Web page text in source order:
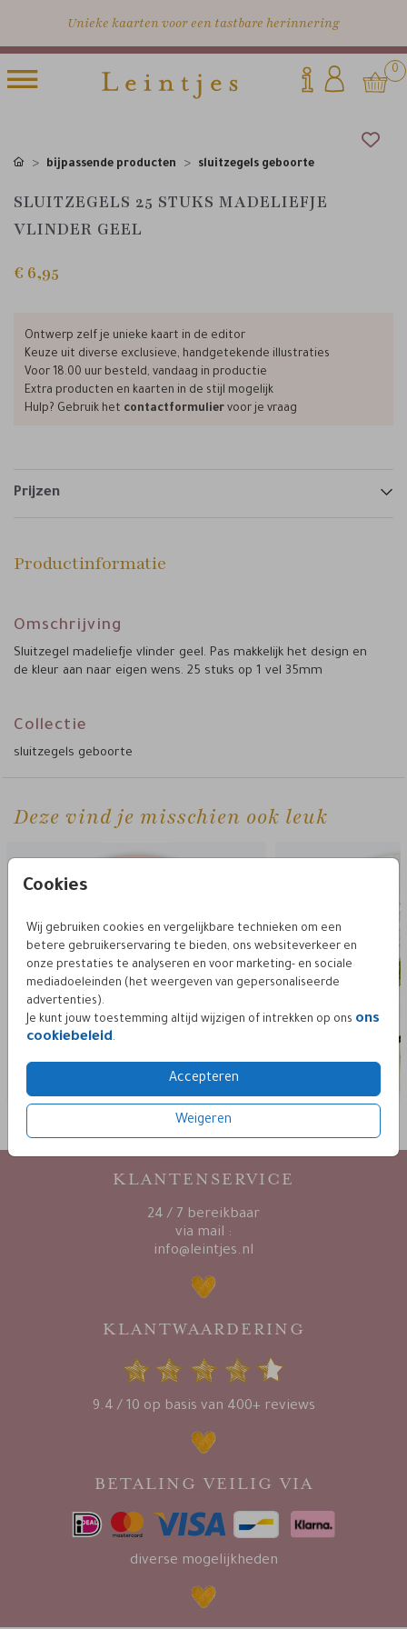
Unieke kaarten voor een tastbare herinnering
0
Cookies
Wij gebruiken cookies en vergelijkbare technieken om een
betere gebruikerservaring te bieden, ons websiteverkeer en
onze prestaties te analyseren en voor marketing- en sociale
mediadoeleinden (het weergeven van gepersonaliseerde
advertenties).
Je kunt jouw toestemming altijd wijzigen of intrekken op ons ons
cookiebeleid.
Accepteren
Weigeren
bijpassende producten sluitzegels geboorte
SLUITZEGELS 25 STUKS MADELIEFJE
VLINDER GEEL
€ 6,95
Ontwerp zelf je unieke kaart in de editor
Keuze uit diverse exclusieve, handgetekende illustraties
Voor 18.00 uur besteld, vandaag in productie
Extra producten en kaarten in de stijl mogelijk
Hulp? Gebruik het contactformulier voor je vraag
Prijzen
Productinformatie
Omschrijving
Sluitzegel madeliefje vlinder geel. Pas makkelijk het design en
de kleur aan naar eigen wens. 25 stuks op 1 vel 35mm
Collectie
sluitzegels geboorte
Deze vind je misschien ook leuk
KLANTENSERVICE
24 / 7 bereikbaar
via mail :
info@leintjes.nl
KLANTWAARDERING
9.4 / 10 op basis van 400+ reviews
BETALING VEILIG VIA
diverse mogelijkheden